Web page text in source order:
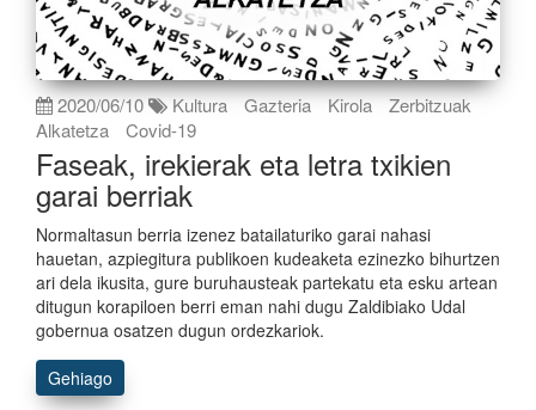
2020/06/10 Kultura Gazteria Kirola
Zerbitzuak
Alkatetza
Covid-19
Faseak, irekierak eta letra txikien
garai berriak
Normaltasun berria izenez batailaturiko garai nahasi
hauetan, azpiegitura publikoen kudeaketa ezinezko bihurtzen
ari dela ikusita, gure buruhausteak partekatu eta esku artean
ditugun korapiloen berri eman nahi dugu Zaldibiako Udal
gobernua osatzen dugun ordezkariok.
Gehiago